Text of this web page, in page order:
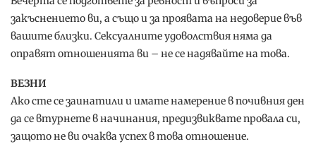
закъснението ви, а също и за проявата на недоверие във
вашите близки. Сексуалните удоволствия няма да
оправят отношенията ви – не се надявайте на това.
ВЕЗНИ
Ако сте се заинатили и имате намерение в почивния ден
да се втурнете в начинания, предизвиквате провала си,
защото не ви очаква успех в това отношение.